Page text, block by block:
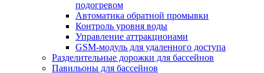
подогревом
Автоматика обратной промывки
Контроль уровня воды
Управление аттракционами
GSM-модуль для удаленного доступа
Разделительные дорожки для бассейнов
Павильоны для бассейнов